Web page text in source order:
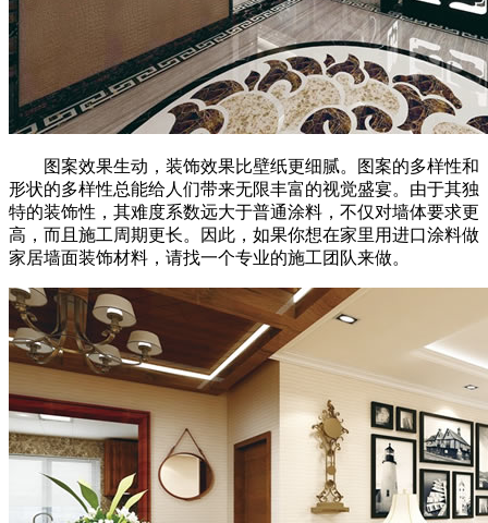
图案效果生动，装饰效果比壁纸更细腻。图案的多样性和
形状的多样性总能给人们带来无限丰富的视觉盛宴。由于其独
特的装饰性，其难度系数远大于普通涂料，不仅对墙体要求更
高，而且施工周期更长。因此，如果你想在家里用进口涂料做
家居墙面装饰材料，请找一个专业的施工团队来做。